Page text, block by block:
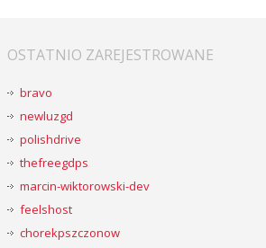
OSTATNIO ZAREJESTROWANE
bravo
newluzgd
polishdrive
thefreegdps
marcin-wiktorowski-dev
feelshost
chorekpszczonow